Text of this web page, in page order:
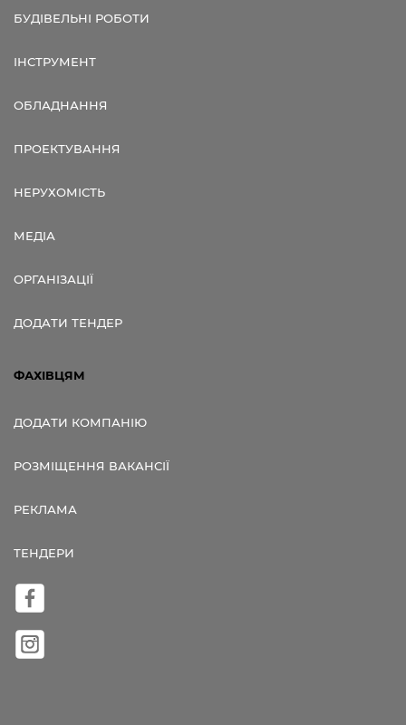
БУДІВЕЛЬНІ РОБОТИ
ІНСТРУМЕНТ
ОБЛАДНАННЯ
ПРОЕКТУВАННЯ
НЕРУХОМІСТЬ
МЕДІА
ОРГАНІЗАЦІЇ
ДОДАТИ ТЕНДЕР
ФАХІВЦЯМ
ДОДАТИ КОМПАНІЮ
РОЗМІЩЕННЯ ВАКАНСІЇ
РЕКЛАМА
ТЕНДЕРИ